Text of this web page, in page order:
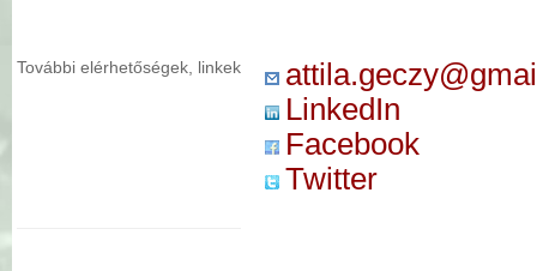
További elérhetőségek, linkek
LinkedIn
Facebook
Twitter